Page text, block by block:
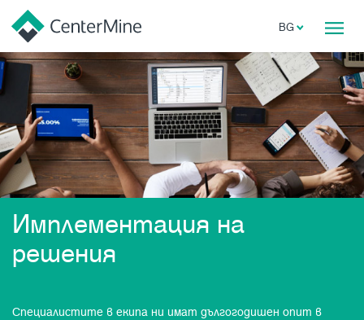
BG
Имплементация на
решения
Специалистите в екипа ни имат дългогодишен опит в